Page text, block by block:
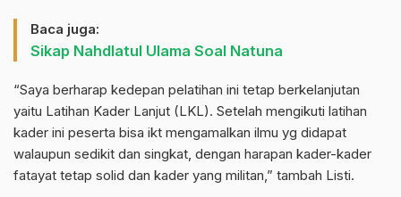
Baca juga:
Sikap Nahdlatul Ulama Soal Natuna
“Saya berharap kedepan pelatihan ini tetap berkelanjutan
yaitu Latihan Kader Lanjut (LKL). Setelah mengikuti latihan
kader ini peserta bisa ikt mengamalkan ilmu yg didapat
walaupun sedikit dan singkat, dengan harapan kader-kader
fatayat tetap solid dan kader yang militan,” tambah Listi.